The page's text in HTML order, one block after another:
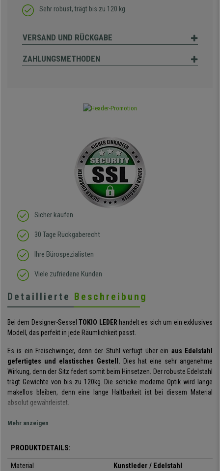
Sehr robust, trägt bis zu 120 kg
VERSAND UND RÜCKGABE
ZAHLUNGSMETHODEN
Sicher kaufen
30 Tage Rückgaberecht
Ihre Bürospezialisten
Viele zufriedene Kunden
Detaillierte Beschreibung
Bei dem Designer-SesselTOKIO LEDER handelt es sich um ein exklusives
Modell, das perfekt in jede Räumlichkeit passt.
Es is ein Freischwinger, denn der Stuhl verfügt über ein aus Edelstahl
gefertigtes und elastisches Gestell. Dies hat eine sehr angenehme
Wirkung, denn der Sitz federt somit beim Hinsetzen. Der robuste Edelstahl
trägt Gewichte von bis zu 120kg. Die schicke moderne Optik wird lange
makellos bleiben, denn eine lange Haltbarkeit ist bei diesem Material
absolut gewährleistet.
Auch hat der Stuhl eine sehr dicke Sitzpolsterung und Armlehnen. Er ist in
widerstandsfähig und pflegeleicht.
Mehr anzeigen
PRODUKTDETAILS:
Material
Kunstleder / Edelstahl